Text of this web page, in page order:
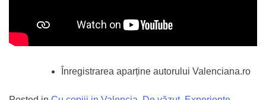
Înregistrarea aparține autorului Valenciana.ro